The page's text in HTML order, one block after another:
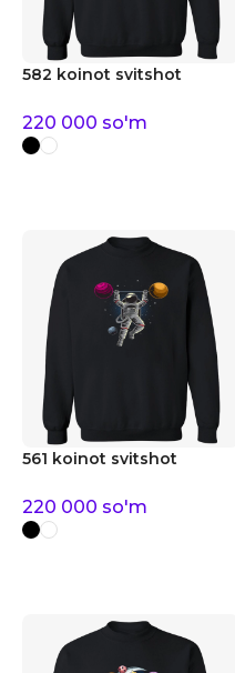
582 koinot svitshot
220 000 so'm
561 koinot svitshot
220 000 so'm